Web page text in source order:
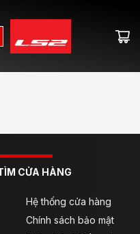
CỬA HÀNG
Hệ thống cửa hàng
Chính sách bảo mật